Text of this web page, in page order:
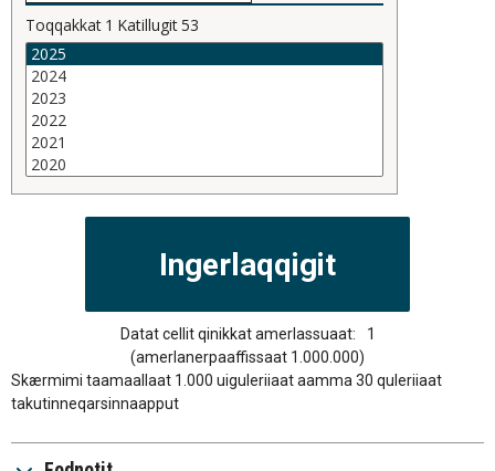
Toqqakkat 1 Katillugit53
Datat cellit qinikkat amerlassuaat:
1
(amerlanerpaaffissaat 1.000.000)
Skærmimi taamaallaat 1.000 uiguleriiaat aamma 30 quleriiaat
takutinneqarsinnaapput